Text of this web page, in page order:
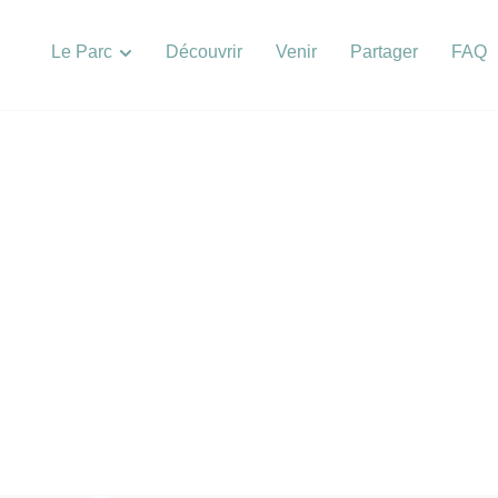
Le Parc Découvrir Venir Partager FAQ